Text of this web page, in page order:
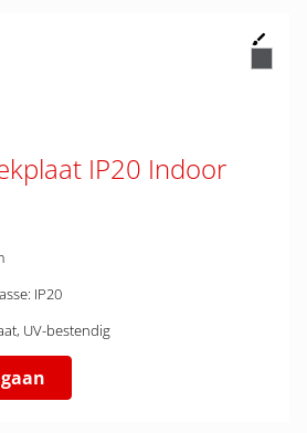
IP20 Indoor
IP20
UV-bestendig